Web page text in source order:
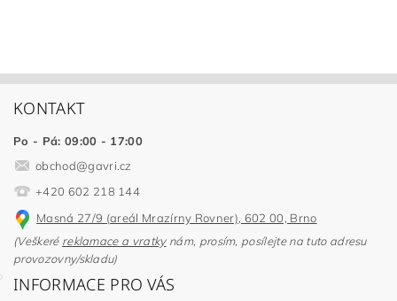
KONTAKT
Po - Pá: 09:00 - 17:00
obchod@gavri.cz
+420 602 218 144
Masná 27/9 (areál Mrazírny Rovner), 602 00, Brno
(Veškeré reklamace a vratkynám, prosím, posílejte na tuto adresu
provozovny/skladu)
INFORMACE PRO VÁS